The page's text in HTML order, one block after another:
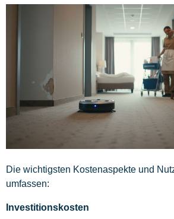
Die wichtigsten Kostenaspekte und
umfassen:
Investitionskosten